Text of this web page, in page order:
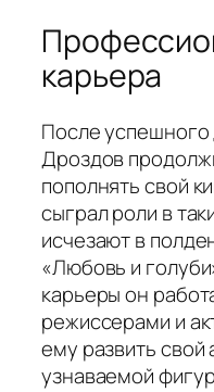
карьера
После успешного
Дроздов
пополнять свой
сыграл роли в
исчезают в
«Любовь и
карьеры он
режиссерами и
ему развить свой
узнаваемой